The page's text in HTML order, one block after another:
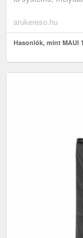
arukereso.hu
Hasonlók, mint MAUI